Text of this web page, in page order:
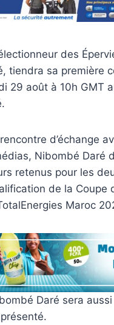
des
tiendra sa première
29 août à 10h GMT
d’échange
Nibombé Daré
retenus pour les
de la Coupe
Maroc
Daré sera aussi